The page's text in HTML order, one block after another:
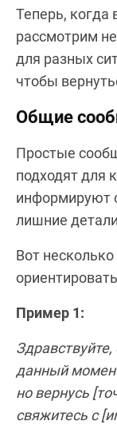
Теперь, когда
рассмотрим
для разных
чтобы
Общие
Простые
подходят для
информируют
лишние
Вот
Пример 1:
данный
но вернусь
свяжитесь с